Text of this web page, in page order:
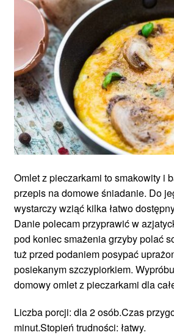
Omlet z pieczarkami to smakowity i
przepis na domowe śniadanie. Do
wystarczy wziąć kilka łatwo
Danie polecam przyprawić w
pod koniec smażenia grzyby polać
tuż przed podaniem posypać
posiekanym szczypiorkiem.
domowy omlet z pieczarkami dla
Liczba porcji: dla 2 osób.Czas
minut.Stopień trudności: łatwy.